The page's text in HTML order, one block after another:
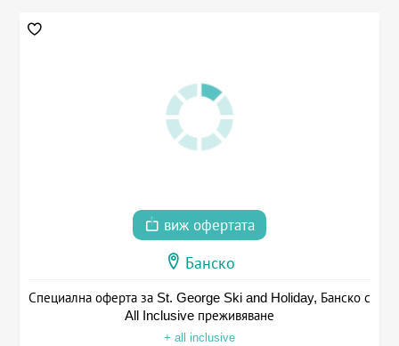
виж офертата
Банско
Специална оферта за St. George Ski and Holiday, Банско с
All Inclusive преживяване
+ all inclusive